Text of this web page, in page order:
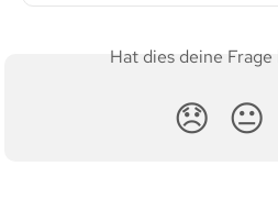
Hat dies deine
😞 😐